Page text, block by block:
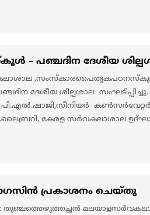
ദേശീയ
ദേശീയ ശില്പശാല
പി.എൽ.ഷാജി,സീനിയർ
കേരള സർവകലാശാല
പ്രകാശനം ചെയ്തു
: തുഞ്ചത്തെഴുത്തച്ഛൻ